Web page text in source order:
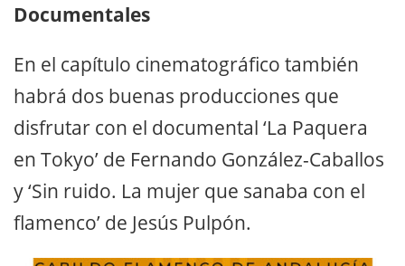
Documentales
En el capítulo cinematográfico también
habrá dos buenas producciones que
disfrutar con el documental ‘La Paquera
en Tokyo’ de Fernando González-Caballos
y ‘Sin ruido. La mujer que sanaba con el
flamenco’ de Jesús Pulpón.